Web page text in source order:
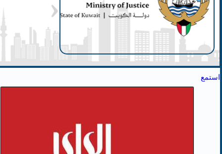
استمع